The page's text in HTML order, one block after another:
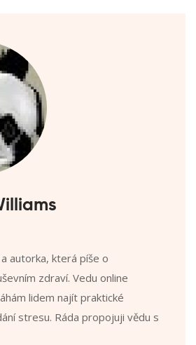
autorka, která píše o
zdraví. Vedu online
lidem najít praktické
stresu. Ráda propojuji vědu s